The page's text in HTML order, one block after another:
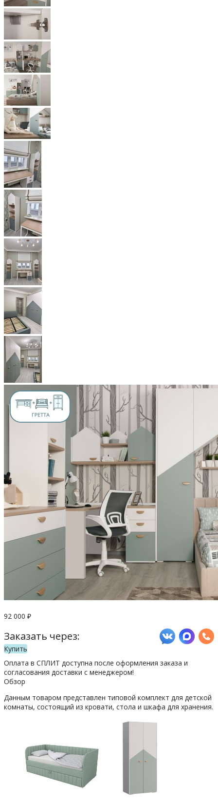
92 000 ₽
Заказать через:
Купить
Оплата в СПЛИТ доступна после оформления заказа и
согласования доставки с менеджером!
Обзор
Данным товаром представлен типовой комплект для детской
комнаты, состоящий из кровати, стола и шкафа для хранения.